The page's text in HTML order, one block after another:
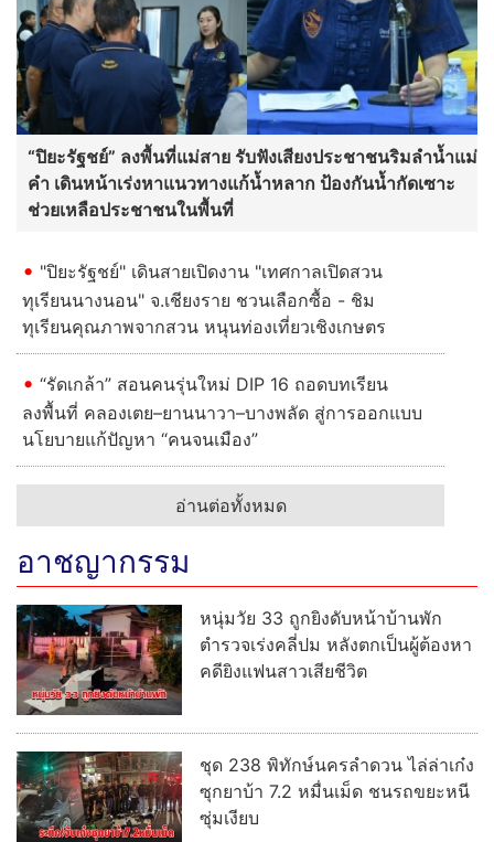
“ปิยะรัฐชย์” ลงพื้นที่แม่สาย รับฟังเสียงประชาชนริมลำน้ำแม่
คำ เดินหน้าเร่งหาแนวทางแก้น้ำหลาก ป้องกันน้ำกัดเซาะ
ช่วยเหลือประชาชนในพื้นที่
"ปิยะรัฐชย์" เดินสายเปิดงาน "เทศกาลเปิดสวน
ทุเรียนนางนอน" จ.เชียงราย ชวนเลือกซื้อ - ชิม
ทุเรียนคุณภาพจากสวน หนุนท่องเที่ยวเชิงเกษตร
“รัดเกล้า” สอนคนรุ่นใหม่ DIP 16 ถอดบทเรียน
ลงพื้นที่ คลองเตย–ยานนาวา–บางพลัด สู่การออกแบบ
นโยบายแก้ปัญหา “คนจนเมือง”
อ่านต่อทั้งหมด
อาชญากรรม
หนุ่มวัย 33 ถูกยิงดับหน้าบ้านพัก
ตำรวจเร่งคลี่ปม หลังตกเป็นผู้ต้องหา
คดียิงแฟนสาวเสียชีวิต
ชุด 238 พิทักษ์นครลำดวน ไล่ล่าเก๋ง
ซุกยาบ้า 7.2 หมื่นเม็ด ชนรถขยะหนี
ซุ่มเงียบ